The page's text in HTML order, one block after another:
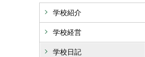
学校紹介
学校経営
学校日記